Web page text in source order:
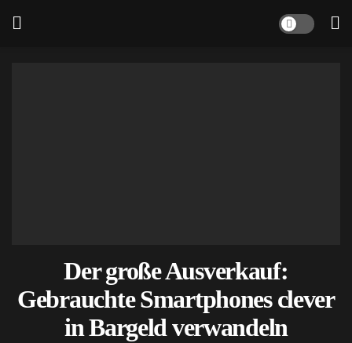
Der große Ausverkauf:
Gebrauchte Smartphones clever
in Bargeld verwandeln